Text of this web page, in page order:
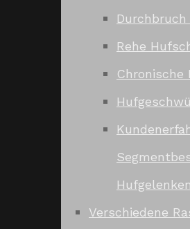
Rehe
Chronische
Verschiedene